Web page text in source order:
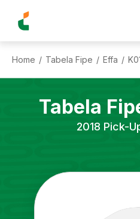
Home / Tabela Fipe / Effa /
Tabela
2018 Pick-